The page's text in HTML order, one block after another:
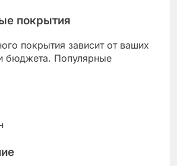
покрытия
покрытия зависит от ваших
бюджета. Популярные